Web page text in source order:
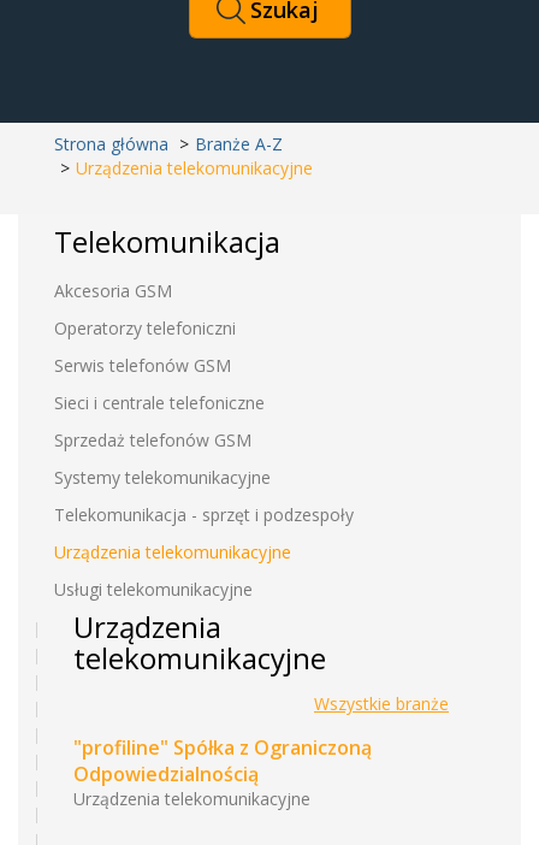
Strona główna
Branże A-Z
Urządzenia telekomunikacyjne
Telekomunikacja
Akcesoria GSM
Operatorzy telefoniczni
Serwis telefonów GSM
Sieci i centrale telefoniczne
Sprzedaż telefonów GSM
Systemy telekomunikacyjne
Telekomunikacja - sprzęt i podzespoły
Urządzenia telekomunikacyjne
Usługi telekomunikacyjne
Urządzenia
telekomunikacyjne
Wszystkie branże
"profiline" Spółka z Ograniczoną
Odpowiedzialnością
Urządzenia telekomunikacyjne